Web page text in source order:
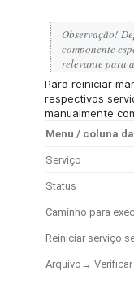
Observação!
componente
relevante para
Para reiniciar
respectivos
manualmente
Menu / coluna
Serviço
Status
Caminho para
Reiniciar serviço
Arquivo→ Verificar